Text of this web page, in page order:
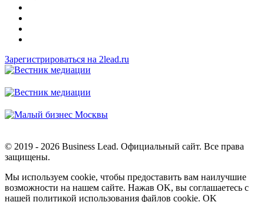
Зарегистрироваться на 2lead.ru
© 2019 - 2026 Business Lead. Официальный сайт. Все права
защищены.
Мы используем cookie, чтобы предоставить вам наилучшие
возможности на нашем сайте. Нажав OK, вы соглашаетесь с
нашей политикой использования файлов cookie. OK